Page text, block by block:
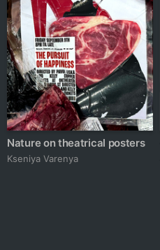
Nature on theatrical posters
Kseniya Varenya